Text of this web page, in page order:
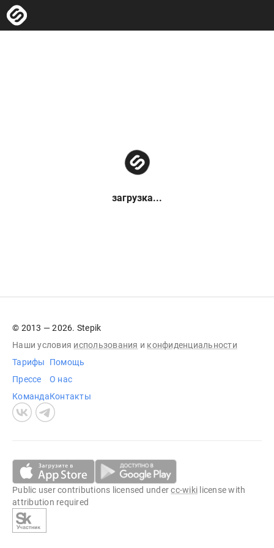
загрузка...
© 2013 — 2026. Stepik
Наши условия использования и конфиденциальности
Тарифы
Прессе
Команда
Помощь
О нас
Контакты
Public user contributions licensed undercc-wiki license with
attribution required